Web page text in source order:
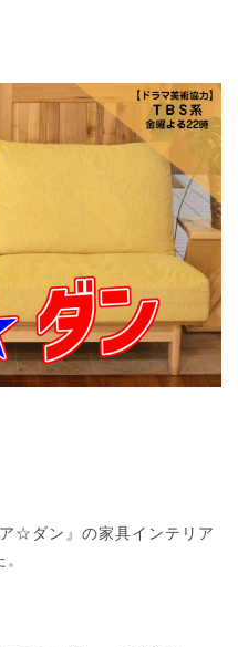
☆ダン』の家具インテリア